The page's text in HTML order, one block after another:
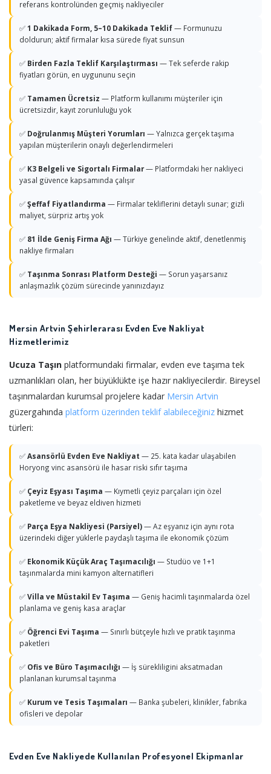
referans kontrolünden geçmiş nakliyeciler
✅1 Dakikada Form, 5–10 Dakikada Teklif— Formunuzu
doldurun; aktif firmalar kısa sürede fiyat sunsun
✅ Birden Fazla Teklif Karşılaştırması — Tek seferde rakip
fiyatları görün, en uygununu seçin
✅ Tamamen Ücretsiz — Platform kullanımı müşteriler için
ücretsizdir, kayıt zorunluluğu yok
✅ Doğrulanmış Müşteri Yorumları — Yalnızca gerçek taşıma
yapılan müşterilerin onaylı değerlendirmeleri
✅ K3 Belgeli ve Sigortalı Firmalar— Platformdaki her nakliyeci
yasal güvence kapsamında çalışır
✅Şeffaf Fiyatlandırma — Firmalar tekliflerini detaylı sunar; gizli
maliyet, sürpriz artış yok
✅ 81 İlde Geniş Firma Ağı — Türkiye genelinde aktif, denetlenmiş
nakliye firmaları
✅ Taşınma Sonrası Platform Desteği — Sorun yaşarsanız
anlaşmazlık çözüm sürecinde yanınızdayız
Mersin Artvin Şehirlerarası Evden Eve Nakliyat
Hizmetlerimiz
Ucuza Taşın platformundaki firmalar, evden eve taşıma tek
uzmanlıkları olan, her büyüklükte işe hazır nakliyecilerdir. Bireysel
taşınmalardan kurumsal projelere kadar Mersin Artvin
güzergahında platform üzerinden teklif alabileceğiniz hizmet
türleri:
✅Asansörlü Evden Eve Nakliyat — 25. kata kadar ulaşabilen
Horyong vinc asansörü ile hasar riski sıfır taşıma
✅ Çeyiz Eşyası Taşıma — Kıymetli çeyiz parçaları için özel
paketleme ve beyaz eldiven hizmeti
✅ Parça Eşya Nakliyesi (Parsiyel)— Az eşyanız için aynı rota
üzerindeki diğer yüklerle paydaşlı taşıma ile ekonomik çözüm
✅ Ekonomik Küçük Araç Taşımacılığı — Studüo ve 1+1
taşınmalarda mini kamyon alternatifleri
✅Villa ve Müstakil Ev Taşıma — Geniş hacimli taşınmalarda özel
planlama ve geniş kasa araçlar
✅ Öğrenci Evi Taşıma — Sınırlı bütçeyle hızlı ve pratik taşınma
paketleri
✅ Ofis ve Büro Taşımacılığı — İş sürekliligini aksatmadan
planlanan kurumsal taşınma
✅ Kurum ve Tesis Taşımaları — Banka şubeleri, klinikler, fabrika
ofisleri ve depolar
Evden Eve Nakliyede Kullanılan Profesyonel Ekipmanlar